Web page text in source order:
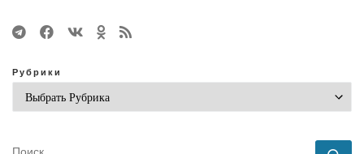
Рубрики
ПОИСК